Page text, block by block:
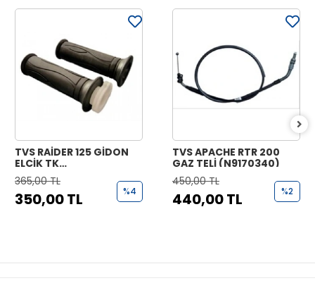
TVS RAİDER 125 GİDON
ELCİK TK
(N9221070+N9221170)
365,00 TL
350,00 TL %4
TVS APACHE RTR 200
GAZ TELİ (N9170340)
450,00 TL
440,00 TL %2